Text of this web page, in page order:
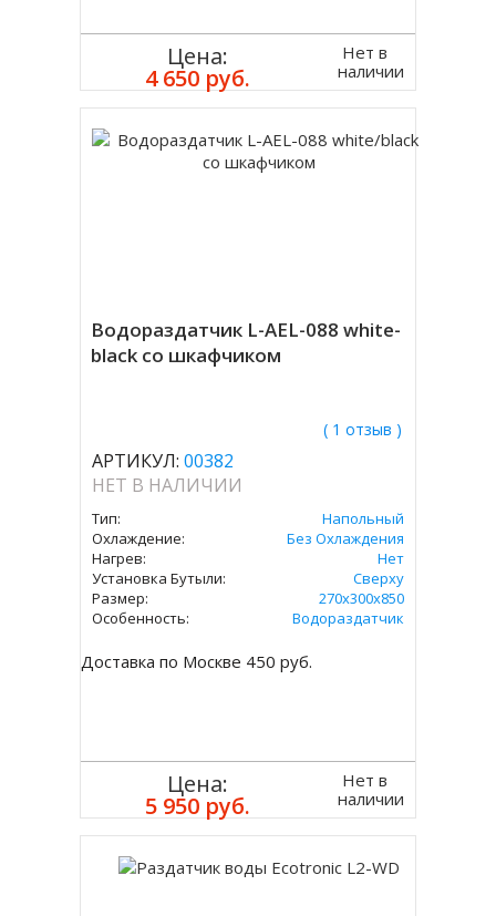
Цена:
4 650 руб.
Нет в
наличии
Водораздатчик L-AEL-088 white-
black со шкафчиком
( 1 отзыв )
АРТИКУЛ: 00382
НЕТ В НАЛИЧИИ
Тип:
Напольный
Охлаждение:
Без Охлаждения
Нагрев:
Нет
Установка Бутыли:
Сверху
Размер:
270х300х850
Особенность:
Водораздатчик
Доставка по Москве 450 руб.
Цена:
5 950 руб.
Нет в
наличии